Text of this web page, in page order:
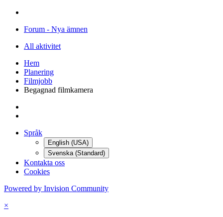
Forum - Nya ämnen
All aktivitet
Hem
Planering
Filmjobb
Begagnad filmkamera
Språk
English (USA)
Svenska (Standard)
Kontakta oss
Cookies
Powered by Invision Community
×